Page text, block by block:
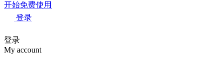
开始免费使用
登录
登录
My account